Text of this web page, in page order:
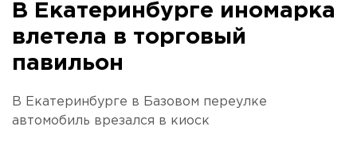
В Екатеринбурге иномарка
влетела в торговый
павильон
В Екатеринбурге в Базовом переулке
автомобиль врезался в киоск